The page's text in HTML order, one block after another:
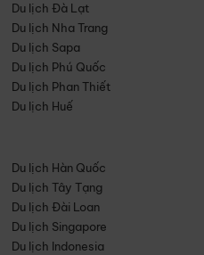
Du lịch Đà Lạt
Du lịch Nha Trang
Du lịch Sapa
Du lịch Phú Quốc
Du lịch Phan Thiết
Du lịch Huế
Du lịch Hàn Quốc
Du lịch Tây Tạng
Du lịch Đài Loan
Du lịch Singapore
Du lịch Indonesia